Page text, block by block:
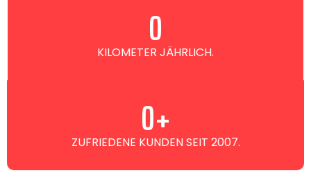
KILOMETER JÄHRLICH.
0
ZUFRIEDENE KUNDEN SEIT 2007.
0+